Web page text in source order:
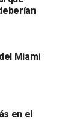
Miami
en el